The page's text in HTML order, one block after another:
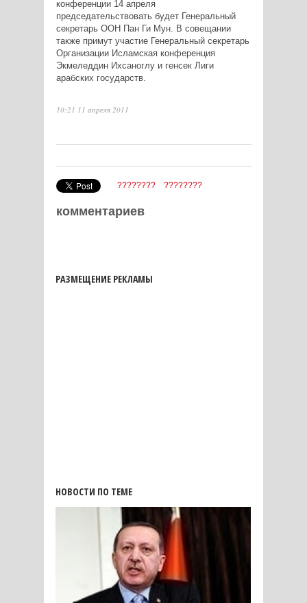
конференции 14 апреля
председательствовать будет Генеральный
секретарь ООН Пан Ги Мун. В совещании
также примут участие Генеральный секретарь
Организации Исламская конференция
Экмеледдин Ихсаноглу и генсек Лиги
арабских государств.
10:21 11 апреля 2011
???????? ????????
комментариев
РАЗМЕЩЕНИЕ РЕКЛАМЫ
НОВОСТИ ПО ТЕМЕ